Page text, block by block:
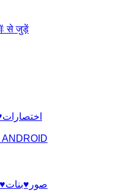
से जुड़ें